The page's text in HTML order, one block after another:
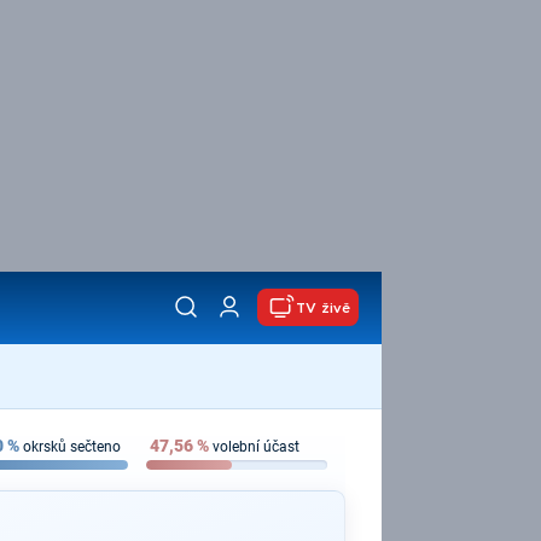
TV živě
% okrsků sečteno 47,56% volební účast